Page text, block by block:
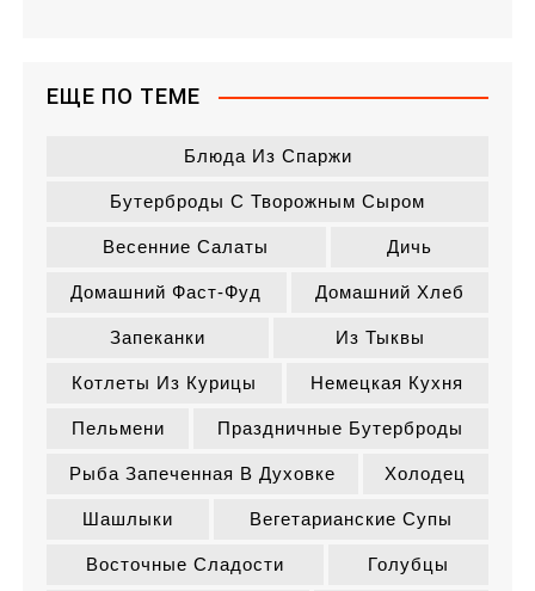
ЕЩЕ ПО ТЕМЕ
Блюда Из Спаржи
Бутерброды С Творожным Сыром
Весенние Салаты Дичь
Домашний Фаст-Фуд Домашний Хлеб
Запеканки Из Тыквы
Котлеты Из Курицы Немецкая Кухня
Пельмени Праздничные Бутерброды
Рыба Запеченная В Духовке Холодец
Шашлыки Вегетарианские Супы
Восточные Сладости Голубцы